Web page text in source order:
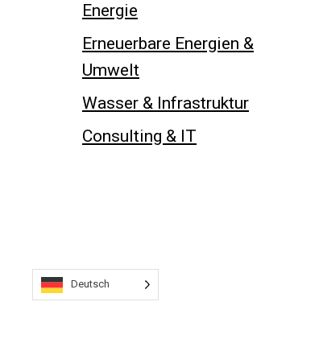
Energie
Erneuerbare Energien &
Umwelt
Wasser & Infrastruktur
Consulting & IT
Deutsch